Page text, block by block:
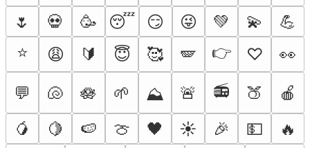
🌷
💀 🥳 😴 😏 😜 💚 💫
💪
⭐
😩 🔰 😇 🥰 🪽 👉 ♡
👀
💬
🐚 🪷 🌱 ⛰️ 🚨 📻 🍑
🍎
🥭
🍋 🍉 🍈 🖤 ☀️ 🎉 💵
🔥